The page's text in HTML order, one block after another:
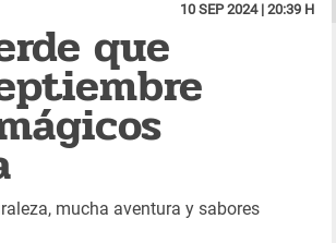
10 SEP 2024 | 20:39 H
que
mucha aventura y sabores